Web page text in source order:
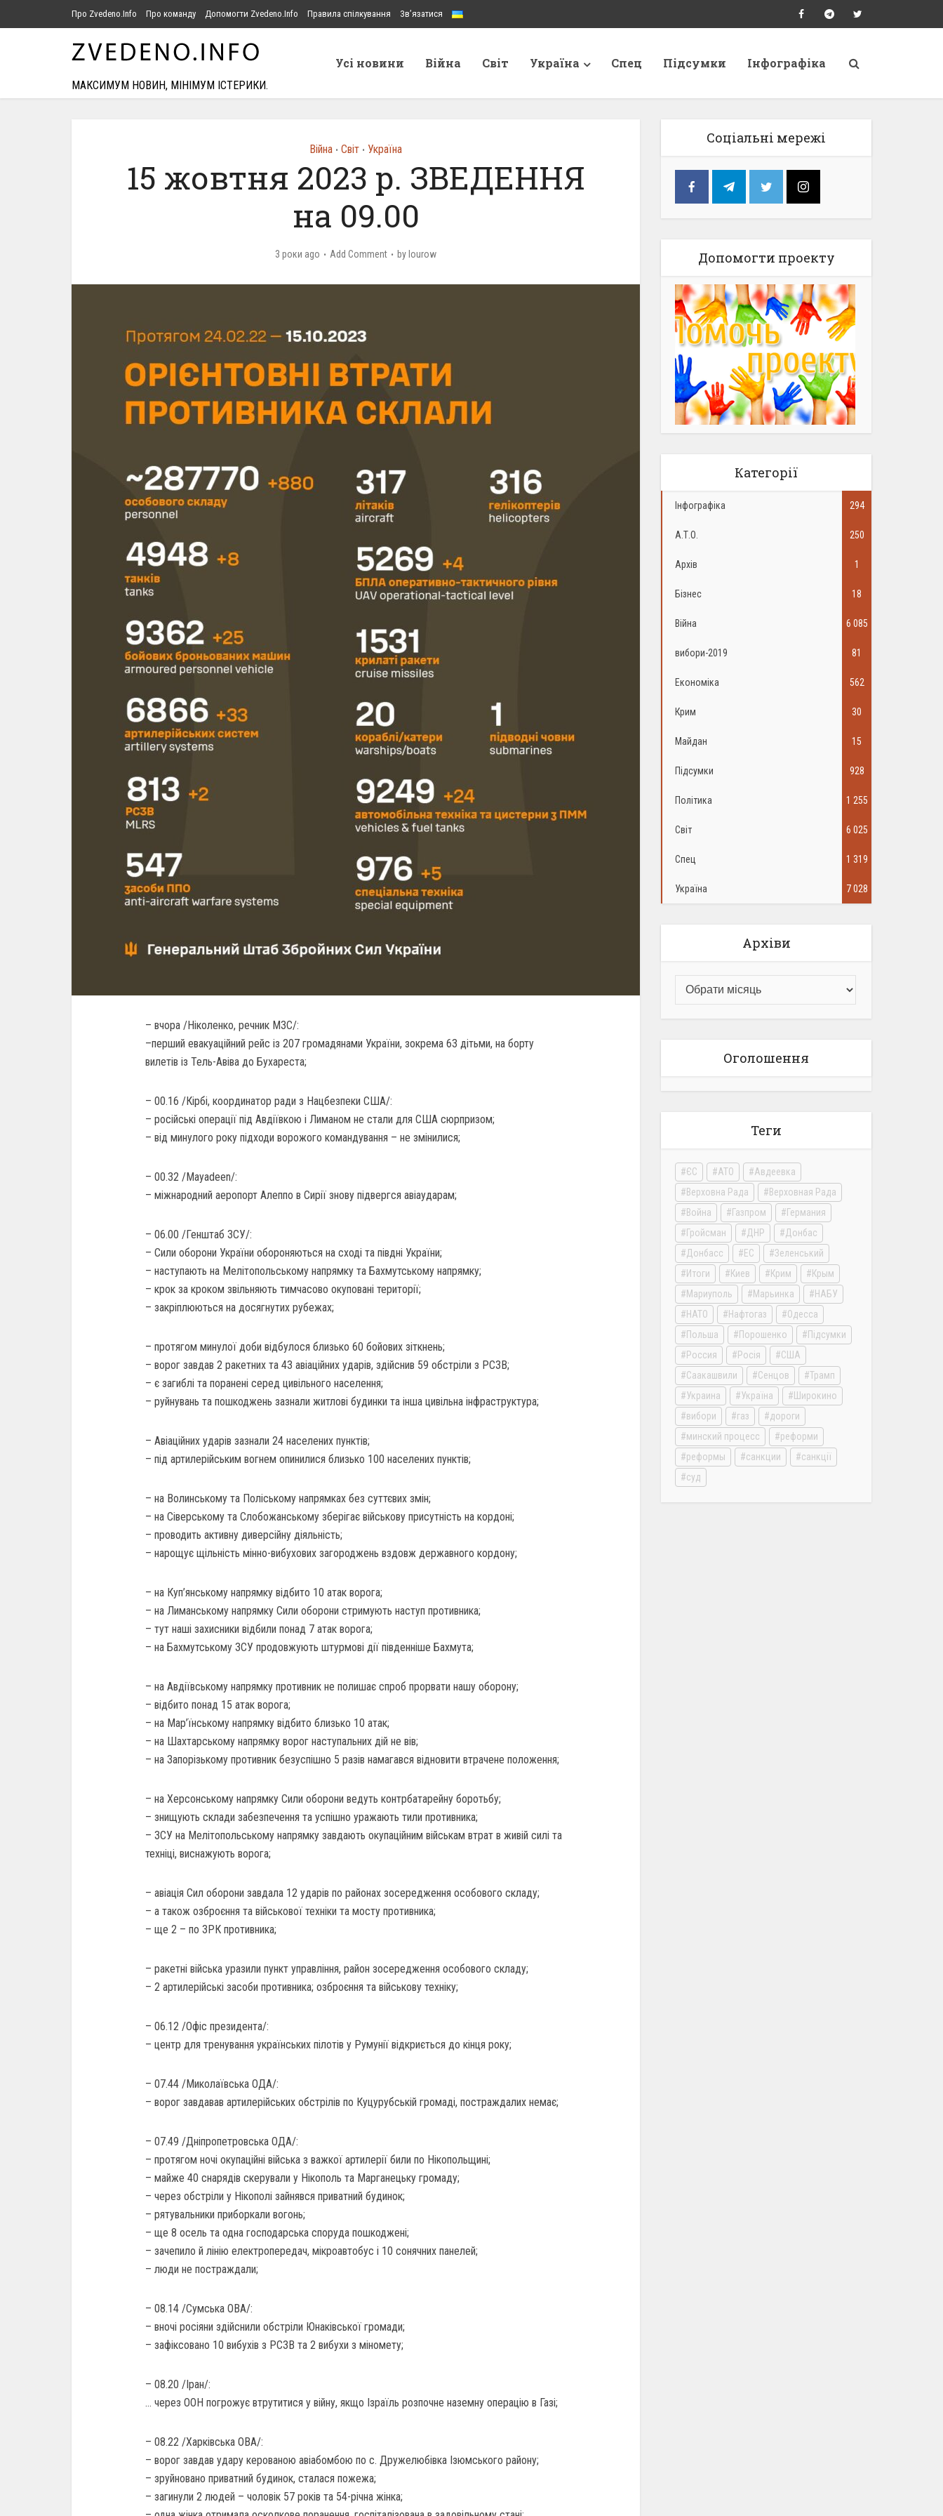
Про Zvedeno.Info Про команду Допомогти Zvedeno.Info Правила спілкування Зв’язатися
МАКСИМУМ НОВИН, МІНІМУМ ІСТЕРИКИ.
Усі новини Війна Світ Україна Спец Підсумки Інфографіка
Війна • Світ • Україна
15 жовтня 2023 р. ЗВЕДЕННЯ
на 09.00
3 роки ago Add Comment by lourow
– вчора /Ніколенко, речник МЗС/:
–перший евакуаційний рейс із 207 громадянами України, зокрема 63 дітьми, на борту
вилетів із Тель-Авіва до Бухареста;
– 00.16 /Кірбі, координатор ради з Нацбезпеки США/:
– російські операції під Авдіївкою і Лиманом не стали для США сюрпризом;
– від минулого року підходи ворожого командування – не змінилися;
– 00.32 /Mayadeen/:
– міжнародний аеропорт Алеппо в Сирії знову підвергся авіаударам;
– 06.00 /Генштаб ЗСУ/:
– Сили оборони України обороняються на сході та півдні України;
– наступають на Мелітопольському напрямку та Бахмутському напрямку;
– крок за кроком звільняють тимчасово окуповані території;
– закріплюються на досягнутих рубежах;
– протягом минулої доби відбулося близько 60 бойових зіткнень;
– ворог завдав 2 ракетних та 43 авіаційних ударів, здійснив 59 обстріли з РСЗВ;
– є загиблі та поранені серед цивільного населення;
– руйнувань та пошкоджень зазнали житлові будинки та інша цивільна інфраструктура;
– Авіаційних ударів зазнали 24 населених пунктів;
– під артилерійським вогнем опинилися близько 100 населених пунктів;
– на Волинському та Поліському напрямках без суттєвих змін;
– на Сіверському та Слобожанському зберігає військову присутність на кордоні;
– проводить активну диверсійну діяльність;
– нарощує щільність мінно-вибухових загороджень вздовж державного кордону;
– на Куп’янському напрямку відбито 10 атак ворога;
– на Лиманському напрямку Сили оборони стримують наступ противника;
– тут наші захисники відбили понад 7 атак ворога;
– на Бахмутському ЗСУ продовжують штурмові дії південніше Бахмута;
– на Авдіївському напрямку противник не полишає спроб прорвати нашу оборону;
– відбито понад 15 атак ворога;
– на Мар’їнському напрямку відбито близько 10 атак;
– на Шахтарському напрямку ворог наступальних дій не вів;
– на Запорізькому противник безуспішно 5 разів намагався відновити втрачене положення;
– на Херсонському напрямку Сили оборони ведуть контрбатарейну боротьбу;
– знищують склади забезпечення та успішно уражають тили противника;
– ЗСУ на Мелітопольському напрямку завдають окупаційним військам втрат в живій силі та
техніці, виснажують ворога;
– авіація Сил оборони завдала 12 ударів по районах зосередження особового складу;
– а також озброєння та військової техніки та мосту противника;
– ще 2 – по ЗРК противника;
– ракетні війська уразили пункт управління, район зосередження особового складу;
– 2 артилерійські засоби противника; озброєння та військову техніку;
– 06.12 /Офіс президента/:
– центр для тренування українських пілотів у Румунії відкриється до кінця року;
– 07.44 /Миколаївська ОДА/:
– ворог завдавав артилерійських обстрілів по Куцурубській громаді, постраждалих немає;
– 07.49 /Дніпропетровська ОДА/:
– протягом ночі окупаційні війська з важкої артилерії били по Нікопольщині;
– майже 40 снарядів скерували у Нікополь та Марганецьку громаду;
– через обстріли у Нікополі зайнявся приватний будинок;
– рятувальники приборкали вогонь;
– ще 8 осель та одна господарська споруда пошкоджені;
– зачепило й лінію електропередач, мікроавтобус і 10 сонячних панелей;
– люди не постраждали;
– 08.14 /Сумська ОВА/:
– вночі росіяни здійснили обстріли Юнаківської громади;
– зафіксовано 10 вибухів з РСЗВ та 2 вибухи з міномету;
– 08.20 /Іран/:
… через ООН погрожує втрутитися у війну, якщо Ізраїль розпочне наземну операцію в Газі;
– 08.22 /Харківська ОВА/:
– ворог завдав удару керованою авіабомбою по с. Дружелюбівка Ізюмського району;
– зруйновано приватний будинок, сталася пожежа;
– загинули 2 людей – чоловік 57 років та 54-річна жінка;
Соціальні мережі
Допомогти проекту
Категорії
Інфографіка 294
А.Т.О. 250
Архів 1
Бізнес 18
Війна 6 085
вибори-2019 81
Економіка 562
Крим 30
Майдан 15
Підсумки 928
Політика 1 255
Світ 6 025
Спец 1 319
Україна 7 028
Архіви
Оголошення
Теги
ЄС АТО
Авдеевка
Верховна Рада
Верховная Рада
Война
Газпром
Германия
Гройсман
ДНР
Донбас
Донбасс
ЕС
Зеленський
Итоги
Киев Крим
Крым
Мариуполь
Марьинка
НАБУ
НАТО
Нафтогаз
Одесса
Польша
Порошенко
Підсумки
Россия
Росія
США
Саакашвили
Сенцов
Трамп
Украина
Україна
Широкино
вибори
газ
дороги
минский процесс
реформи
реформы
санкции
санкції
суд